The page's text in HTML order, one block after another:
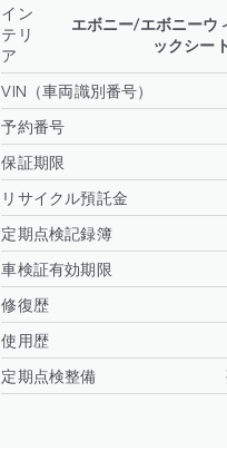
イン
テリ
ア
エボニー/エボニーウ
ックシー
VIN（車両識別番号）
予約番号
保証期限
リサイクル預託金
定期点検記録簿
車検証有効期限
修復歴
使用歴
定期点検整備